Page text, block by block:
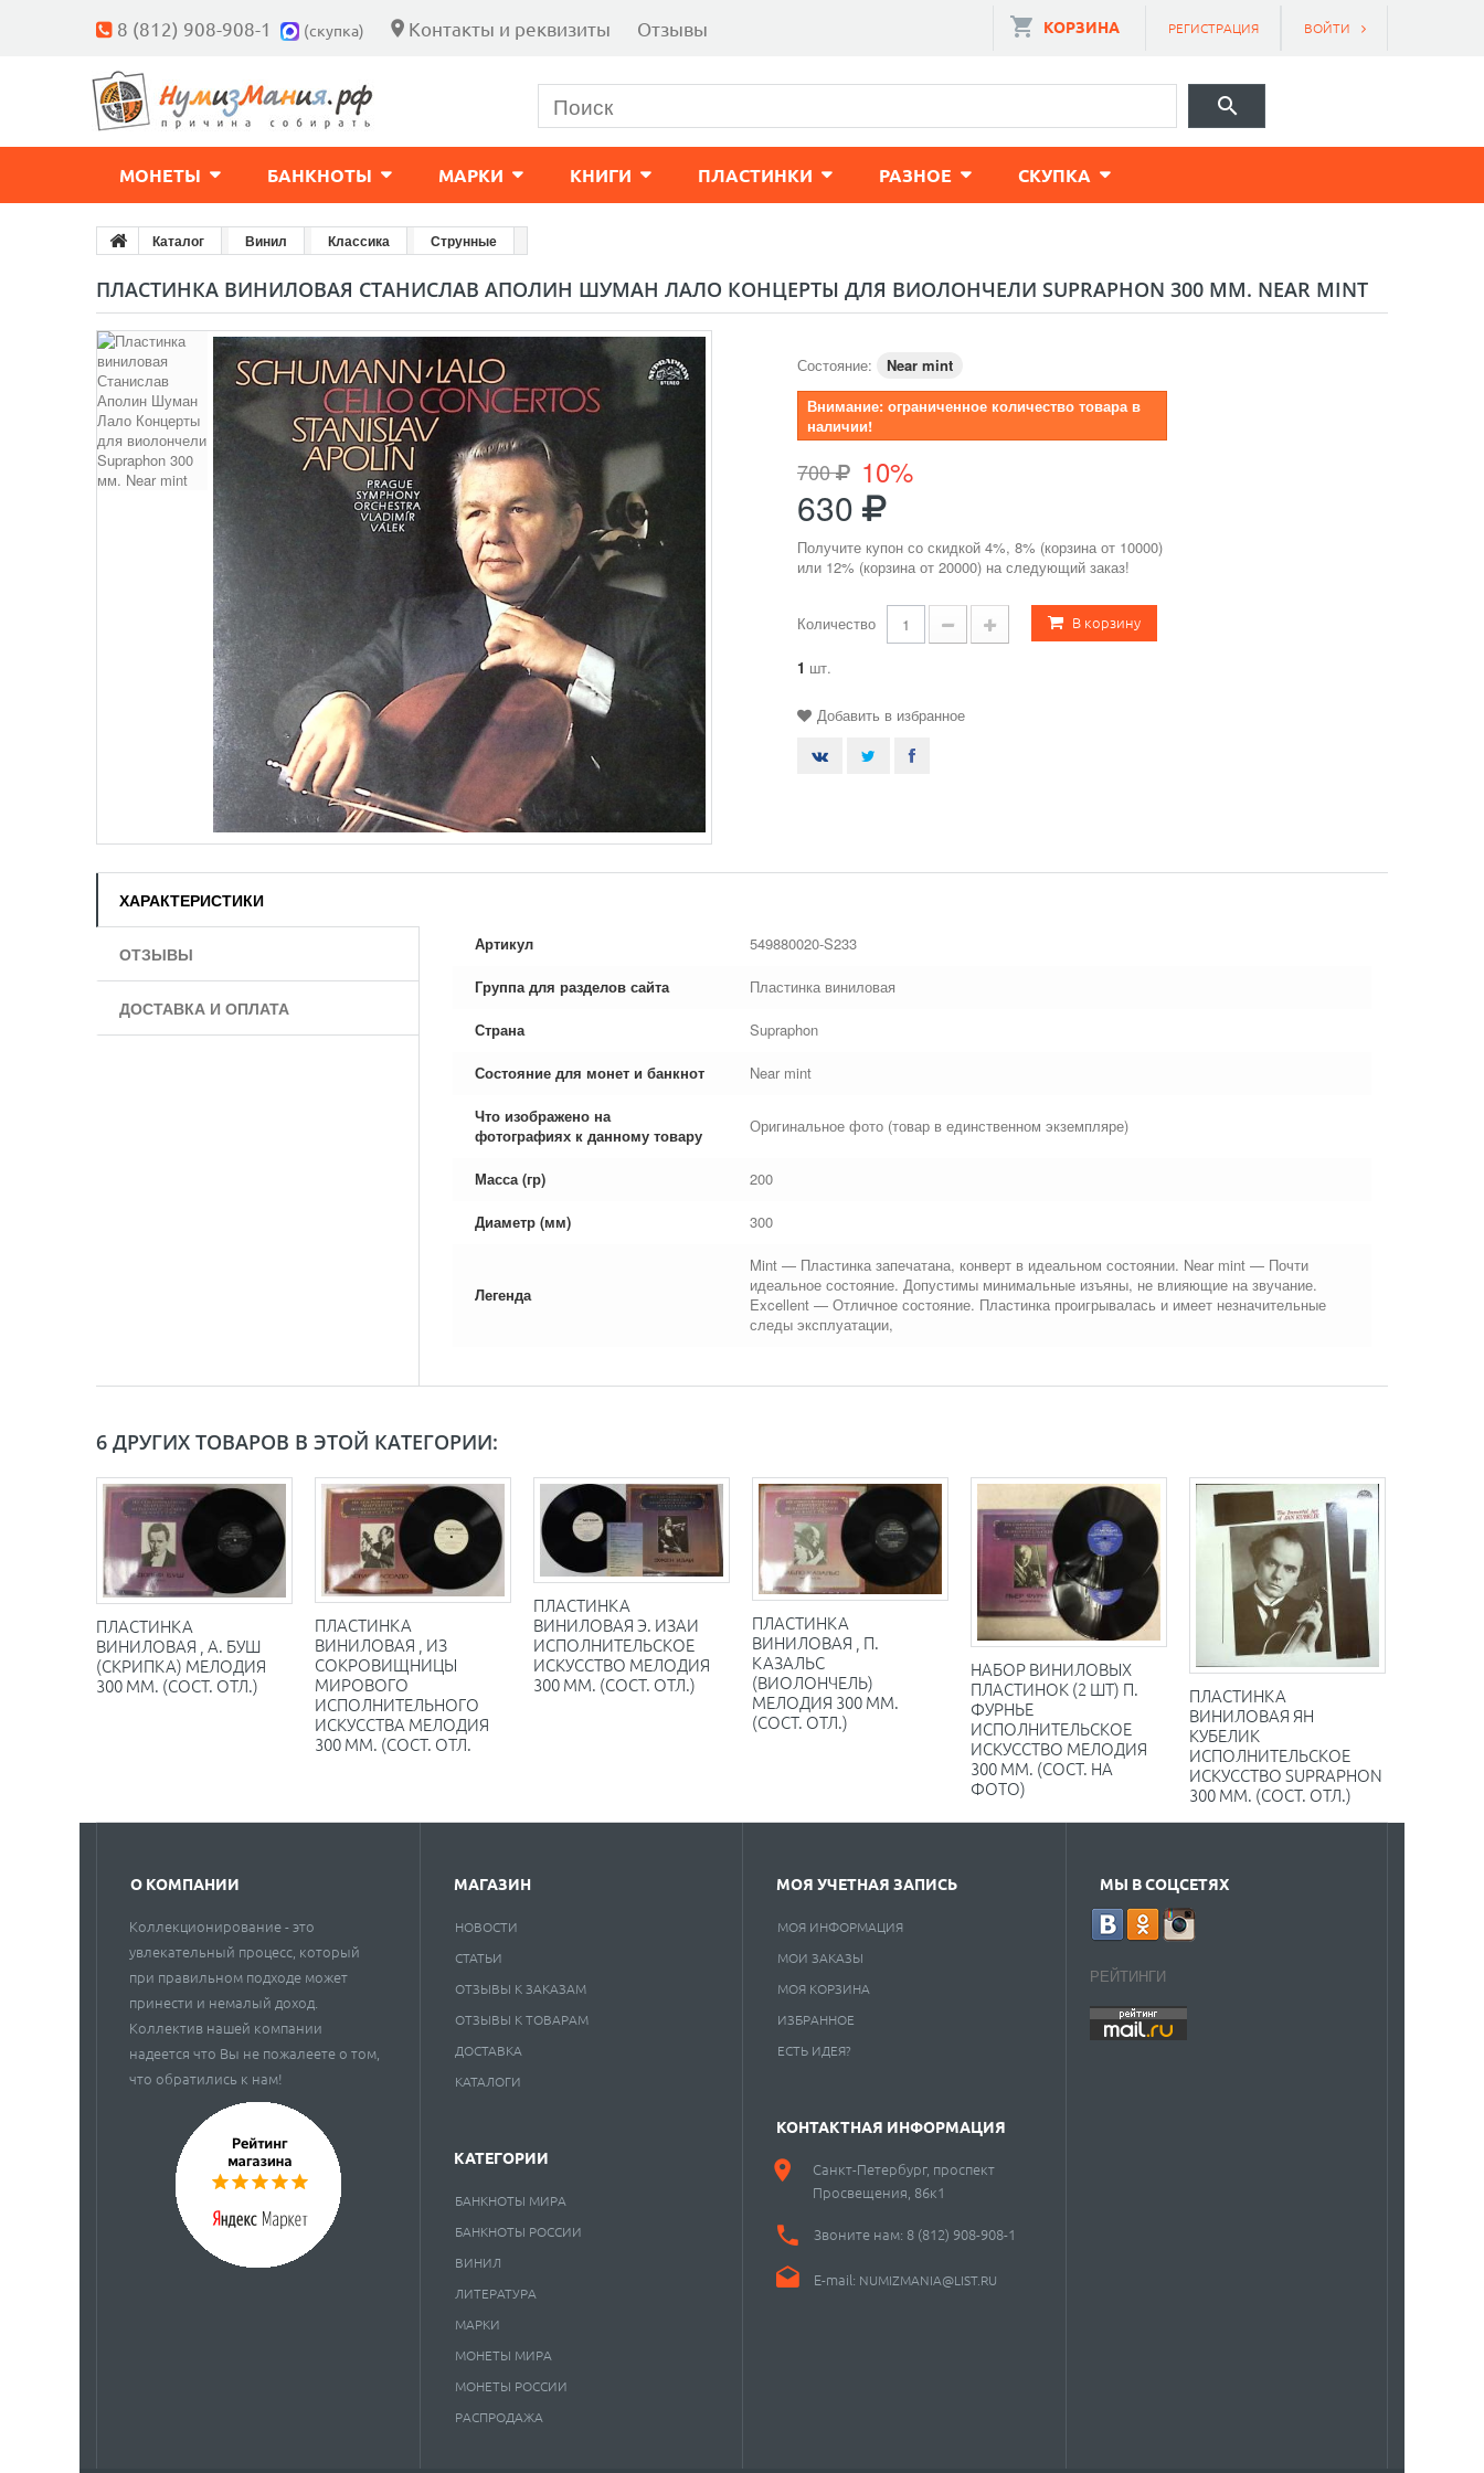
8 (812) 908-908-1 (скупка) Контакты и реквизиты Отзывы ВОЙТИ
РЕГИСТРАЦИЯ
КОРЗИНА
МОНЕТЫ БАНКНОТЫ МАРКИ КНИГИ ПЛАСТИНКИ РАЗНОЕ CКУПКА
Каталог Винил Классика Струнные
ПЛАСТИНКА ВИНИЛОВАЯ СТАНИСЛАВ АПОЛИН ШУМАН ЛАЛО КОНЦЕРТЫ ДЛЯ ВИОЛОНЧЕЛИ SUPRAPHON 300 ММ. NEAR MINT
Состояние:
Near mint
Внимание: ограниченное количество товара в
наличии!
700 10%
630
Получите купон со скидкой 4%, 8% (корзина от 10000)
или 12% (корзина от 20000) на следующий заказ!
Количество В корзину
1 шт.
Добавить в избранное
ХАРАКТЕРИСТИКИ
ОТЗЫВЫ
ДОСТАВКА И ОПЛАТА
Артикул 549880020-S233
Группа для разделов сайта Пластинка виниловая
Страна Supraphon
Состояние для монет и банкнот Near mint
Что изображено на
фотографиях к данному товару
Оригинальное фото (товар в единственном экземпляре)
Масса (гр) 200
Диаметр (мм) 300
Легенда
Mint — Пластинка запечатана, конверт в идеальном состоянии. Near mint — Почти
идеальное состояние. Допустимы минимальные изъяны, не влияющие на звучание.
Excellent — Отличное состояние. Пластинка проигрывалась и имеет незначительные
следы эксплуатации,
6 ДРУГИХ ТОВАРОВ В ЭТОЙ КАТЕГОРИИ:
ПЛАСТИНКА
ВИНИЛОВАЯ , А. БУШ
(СКРИПКА) МЕЛОДИЯ
300 ММ. (СОСТ. ОТЛ.)
ПЛАСТИНКА
ВИНИЛОВАЯ , ИЗ
СОКРОВИЩНИЦЫ
МИРОВОГО
ИСПОЛНИТЕЛЬНОГО
ИСКУССТВА МЕЛОДИЯ
300 ММ. (СОСТ. ОТЛ.
ПЛАСТИНКА
ВИНИЛОВАЯ Э. ИЗАИ
ИСПОЛНИТЕЛЬСКОЕ
ИСКУССТВО МЕЛОДИЯ
300 ММ. (СОСТ. ОТЛ.)
ПЛАСТИНКА
ВИНИЛОВАЯ , П.
КАЗАЛЬС
(ВИОЛОНЧЕЛЬ)
МЕЛОДИЯ 300 ММ.
(СОСТ. ОТЛ.)
НАБОР ВИНИЛОВЫХ
ПЛАСТИНОК (2 ШТ) П.
ФУРНЬЕ
ИСПОЛНИТЕЛЬСКОЕ
ИСКУССТВО МЕЛОДИЯ
300 ММ. (СОСТ. НА
ФОТО)
ПЛАСТИНКА
ВИНИЛОВАЯ ЯН
КУБЕЛИК
ИСПОЛНИТЕЛЬСКОЕ
ИСКУССТВО SUPRAPHON
300 ММ. (СОСТ. ОТЛ.)
О КОМПАНИИ
Коллекционирование - это
увлекательный процесс, который
при правильном подходе может
принести и немалый доход.
Коллектив нашей компании
надеется что Вы не пожалеете о том,
что обратились к нам!
МАГАЗИН
НОВОСТИ
СТАТЬИ
ОТЗЫВЫ К ЗАКАЗАМ
ОТЗЫВЫ К ТОВАРАМ
ДОСТАВКА
КАТАЛОГИ
КАТЕГОРИИ
БАНКНОТЫ МИРА
БАНКНОТЫ РОССИИ
ВИНИЛ
ЛИТЕРАТУРА
МАРКИ
МОНЕТЫ МИРА
МОНЕТЫ РОССИИ
РАСПРОДАЖА
МОЯ УЧЕТНАЯ ЗАПИСЬ
МОЯ ИНФОРМАЦИЯ
МОИ ЗАКАЗЫ
МОЯ КОРЗИНА
ИЗБРАННОЕ
ЕСТЬ ИДЕЯ?
КОНТАКТНАЯ ИНФОРМАЦИЯ
Санкт-Петербург, проспект
Просвещения, 86к1
Звоните нам: 8 (812) 908-908-1
E-mail: NUMIZMANIA@LIST.RU
МЫ В СОЦСЕТЯХ
РЕЙТИНГИ